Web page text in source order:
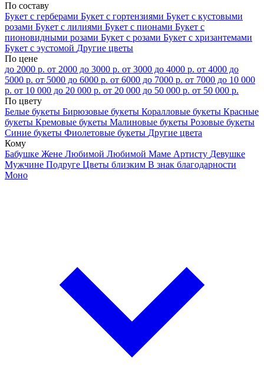
По составу
Букет с герберами Букет с гортензиями Букет с кустовыми
розами Букет с лилиями Букет с пионами Букет с
пионовидными розами Букет с розами Букет с хризантемами
Букет с эустомой Другие цветы
По цене
до 2000 р. от 2000 до 3000 р. от 3000 до 4000 р. от 4000 до
5000 р. от 5000 до 6000 р. от 6000 до 7000 р. от 7000 до 10 000
р. от 10 000 до 20 000 р. от 20 000 до 50 000 р. от 50 000 р.
По цвету
Белые букеты Бирюзовые букеты Коралловые букеты Красные
букеты Кремовые букеты Малиновые букеты Розовые букеты
Синие букеты Фиолетовые букеты Другие цвета
Кому
Бабушке Жене Любимой Любимой Маме Артисту Девушке
Мужчине Подруге Цветы близким В знак благодарности
Моно